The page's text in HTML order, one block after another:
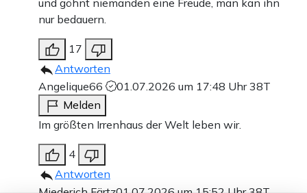
und göhnt niemanden eine Freude, man kan ihn
nur bedauern.
17
Antworten
Angelique66
01.07.2026 um 17:48 Uhr38T
Melden
Im größten Irrenhaus der Welt leben wir.
4
Antworten